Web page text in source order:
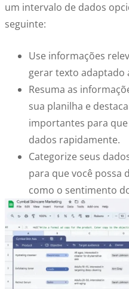
um intervalo de dados
seguinte:
Use informações
gerar texto adaptado
Resuma as
sua planilha e
importantes para
dados rapidamente.
Categorize seus
para que você possa
como o sentimento